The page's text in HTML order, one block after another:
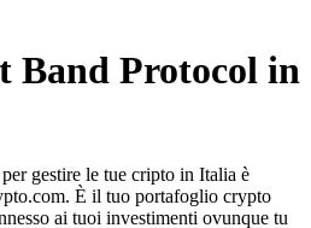
Band Protocol in
gestire le tue cripto in Italia è
È il tuo portafoglio crypto
ai tuoi investimenti ovunque tu